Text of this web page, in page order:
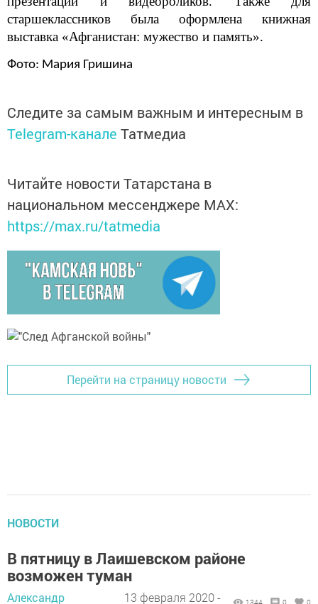
старшеклассников была оформлена книжная
выставка «Афганистан: мужество и память».
Фото: Мария Гришина
Следите за самым важным и интересным в
Telegram-канале Татмедиа
Читайте новости Татарстана в
национальном мессенджере MАХ:
https://max.ru/tatmedia
Перейти на страницу новости
НОВОСТИ
В пятницу в Лаишевском районе
возможен туман
Александр
13 февраля 2020 -